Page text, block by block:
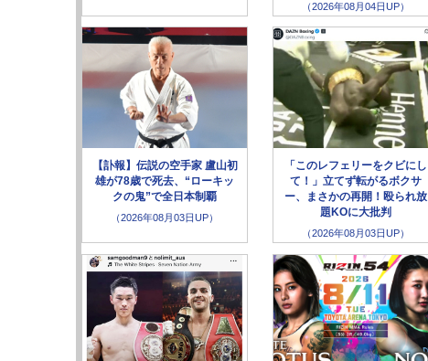
（2026年08月04日UP）
【訃報】伝説の空手家 盧山初
雄が78歳で死去、“ローキッ
クの鬼”で全日本制覇
（2026年08月03日UP）
「このレフェリーをクビにし
て！」立てず転がるボクサ
ー、まさかの再開！殴られ放
題KOに大批判
（2026年08月03日UP）